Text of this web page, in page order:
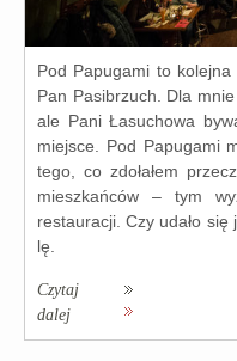
Pod Papugami to
Pan Pasibrzuch. Dla
ale Pani Łasuchowa
miej­sce. Pod Papugami
tego, co zdo­ła­łem
miesz­kań­ców – tym
restau­ra­cji. Czy uda­ło
lę.
Czytaj
dalej